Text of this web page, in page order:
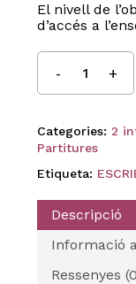
El nivell de
d’accés a
Categories: 2
Partitures
Etiqueta:
Descripció
Informació
Ressenyes